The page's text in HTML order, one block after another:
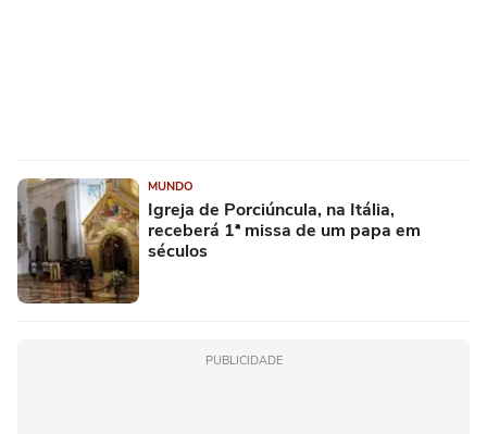
MUNDO
Igreja de Porciúncula, na Itália,
receberá 1ª missa de um papa em
séculos
PUBLICIDADE